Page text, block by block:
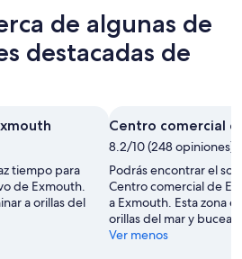
de algunas de
destacadas de
tiempo para
de Exmouth.
a orillas del
Centro comercial
8.2/10 (248 opiniones)
Podrás encontrar el
Centro comercial de
a Exmouth. Esta zona
orillas del mar y bucear
Ver menos